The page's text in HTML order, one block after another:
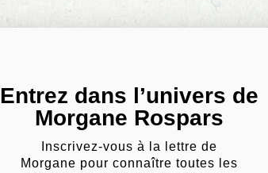
Entrez dans l’univers de
Morgane Rospars
Inscrivez-vous à la lettre de
Morgane pour connaître toutes les